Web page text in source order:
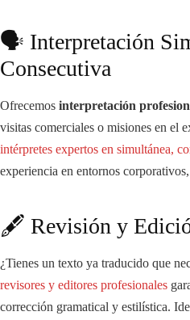
🗣️ Interpretación
Consecutiva
Ofrecemos interpretación
visitas comerciales o misiones en el
intérpretes expertos en simultánea,
experiencia en entornos
🖋️ Revisión y
¿Tienes un texto ya traducido que
revisores y editores profesionales
corrección gramatical y estilística.